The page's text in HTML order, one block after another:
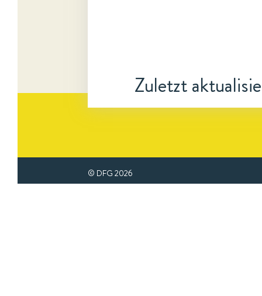
Zuletzt
© DFG 2026